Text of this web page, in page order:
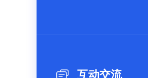
互动交流